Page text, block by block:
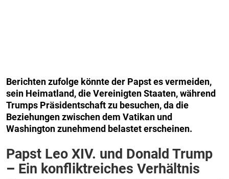
Berichten zufolge könnte der Papst es vermeiden,
sein Heimatland, die Vereinigten Staaten, während
Trumps Präsidentschaft zu besuchen, da die
Beziehungen zwischen dem Vatikan und
Washington zunehmend belastet erscheinen.
Papst Leo XIV. und Donald Trump
– Ein konfliktreiches Verhältnis